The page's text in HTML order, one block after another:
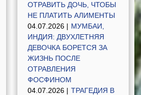
ОТРАВИТЬ ДОЧЬ, ЧТОБЫ
НЕ ПЛАТИТЬ АЛИМЕНТЫ
04.07.2026 | МУМБАИ,
ИНДИЯ: ДВУХЛЕТНЯЯ
ДЕВОЧКА БОРЕТСЯ ЗА
ЖИЗНЬ ПОСЛЕ
ОТРАВЛЕНИЯ
ФОСФИНОМ
04.07.2026 | ТРАГЕДИЯ В